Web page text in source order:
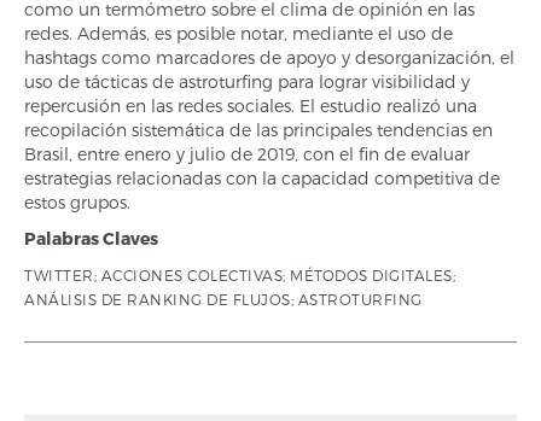
como un termómetro sobre el clima de opinión en las
redes. Además, es posible notar, mediante el uso de
hashtags como marcadores de apoyo y desorganización, el
uso de tácticas de astroturfing para lograr visibilidad y
repercusión en las redes sociales. El estudio realizó una
recopilación sistemática de las principales tendencias en
Brasil, entre enero y julio de 2019, con el fin de evaluar
estrategias relacionadas con la capacidad competitiva de
estos grupos.
Palabras Claves
TWITTER; ACCIONES COLECTIVAS; MÉTODOS DIGITALES;
ANÁLISIS DE RANKING DE FLUJOS; ASTROTURFING